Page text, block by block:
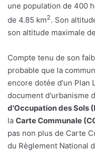
une population de 400
de 4.85 km2. Son
son altitude maximale
Compte tenu de son
probable que la
encore dotée d'un Plan
document d'urbanisme
d'Occupation des Sols
la Carte Communale
pas non plus de Carte
du Règlement National